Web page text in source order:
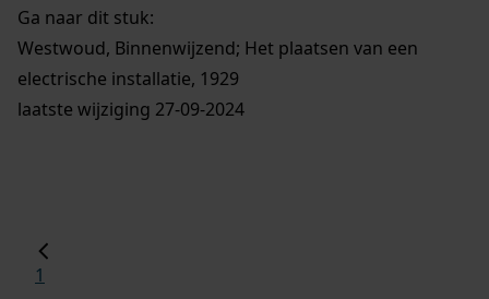
Ga naar dit stuk:
Westwoud, Binnenwijzend; Het plaatsen van een
electrische installatie, 1929
laatste wijziging 27-09-2024
1